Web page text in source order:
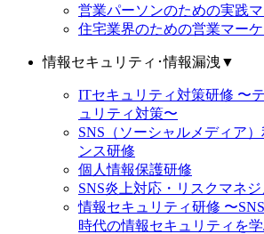
営業パーソンのための実践
住宅業界のための営業マー
情報セキュリティ･情報漏洩 ▼
ITセキュリティ対策研修 〜
ュリティ対策〜
SNS（ソーシャルメディア
ンス研修
個人情報保護研修
SNS炎上対応・リスクマネ
情報セキュリティ研修 〜
時代の情報セキュリティを